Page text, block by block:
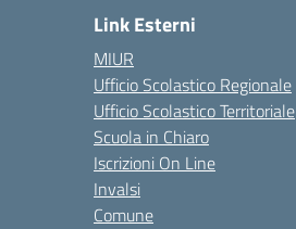
Link Esterni
MIUR
Ufficio Scolastico Regionale
Ufficio Scolastico Territoriale
Scuola in Chiaro
Iscrizioni On Line
Invalsi
Comune